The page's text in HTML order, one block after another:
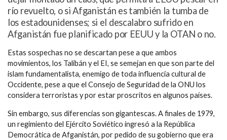
río revuelto, o si Afganistán es también la tumba de
los estadounidenses; si el descalabro sufrido en
Afganistán fue planificado por EEUU y la OTAN o no.
Estas sospechas no se descartan pese a que ambos
movimientos, los Talibán y el EI, se semejan en que son parte del
islam fundamentalista, enemigo de toda influencia cultural de
Occidente, pese a que el Consejo de Seguridad de la ONU los
considera terroristas y por estar proscritos en algunos países.
Sin embargo, sus diferencias son gigantescas. A finales de 1979,
un regimiento del Ejército Soviético ingresó a la República
Democrática de Afganistán, por pedido de su gobierno que era